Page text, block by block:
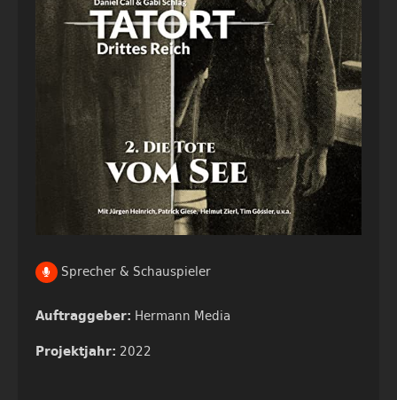
Sprecher & Schauspieler
Auftraggeber: Hermann Media
Projektjahr: 2022